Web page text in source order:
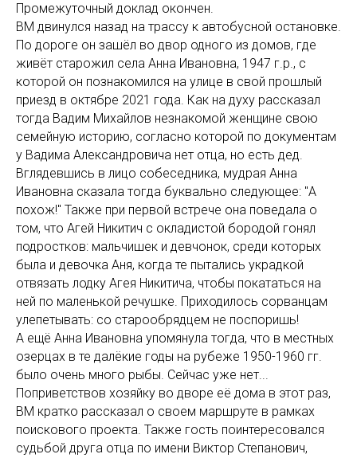
Промежуточный доклад окончен.
ВМ двинулся назад на трассу к автобусной остановке.
По дороге он зашёл во двор одного из домов, где
живёт старожил села Анна Ивановна, 1947 г.р., с
которой он познакомился на улице в свой прошлый
приезд в октябре 2021 года. Как на духу рассказал
тогда Вадим Михайлов незнакомой женщине свою
семейную историю, согласно которой по документам
у Вадима Александровича нет отца, но есть дед.
Вглядевшись в лицо собеседника, мудрая Анна
Ивановна сказала тогда буквально следующее: "А
похож!" Также при первой встрече она поведала о
том, что Агей Никитич с окладистой бородой гонял
подростков: мальчишек и девчонок, среди которых
была и девочка Аня, когда те пытались украдкой
отвязать лодку Агея Никитича, чтобы покататься на
ней по маленькой речушке. Приходилось сорванцам
улепетывать: со старообрядцем не поспоришь!
А ещё Анна Ивановна упомянула тогда, что в местных
озерцах в те далёкие годы на рубеже 1950-1960 гг.
было очень много рыбы. Сейчас уже нет...
Поприветствов хозяйку во дворе её дома в этот раз,
ВМ кратко рассказал о своем маршруте в рамках
поискового проекта. Также гость поинтересовался
судьбой друга отца по имени Виктор Степанович,